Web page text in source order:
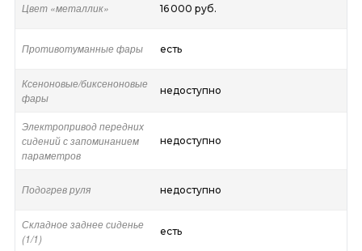
Цвет «металлик» 16 000 руб.
Противотуманные фары есть
Ксеноновые/биксеноновые
фары
недоступно
Электропривод передних
сидений с запоминанием
параметров
недоступно
Подогрев руля недоступно
Складное заднее сиденье
(1/1)
есть